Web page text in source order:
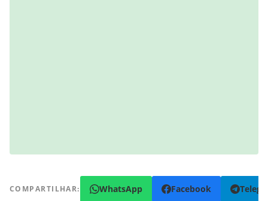
COMPARTILHAR: WhatsApp Facebook